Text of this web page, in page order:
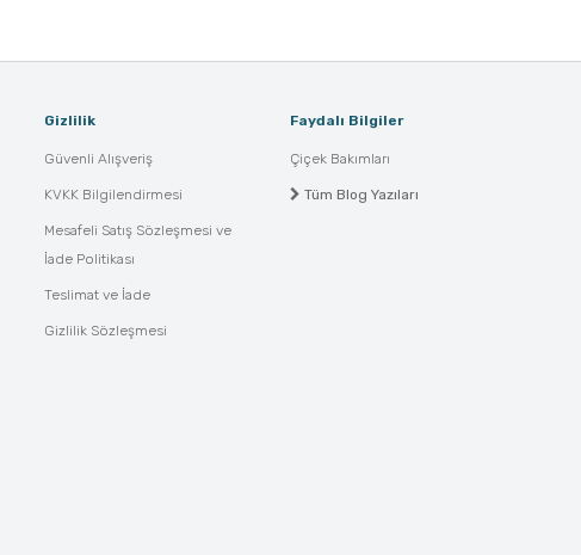
Gizlilik
Güvenli Alışveriş
KVKK Bilgilendirmesi
Mesafeli Satış Sözleşmesi ve
İade Politikası
Teslimat ve İade
Gizlilik Sözleşmesi
Faydalı Bilgiler
Çiçek Bakımları
Tüm Blog Yazıları